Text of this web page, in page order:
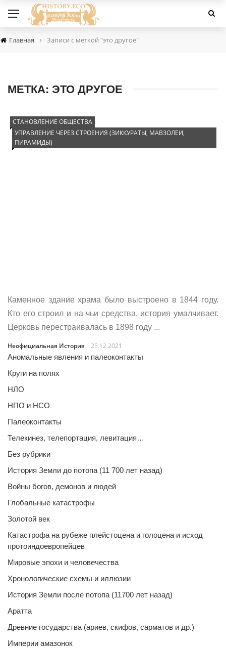
Главная › Записи с меткой "это другое"
МЕТКА: ЭТО ДРУГОЕ
СТАНОВЛЕНИЕ ОБЩЕСТВА
УПРАВЛЕНИЕ ЧЕРЕЗ СТРОЕНИЯ (ЗИККУРАТЫ, МАВЗОЛЕИ,
ПИРАМИДЫ)
Каменное здание храма было выстроено в 1844 году.
Кто его строил и на чьи средства, история умалчивает.
Церковь перестраивалась в 1898 году ...
Неофициальная История
25.12.2021
Аномальные явления и палеоконтакты
Круги на полях
НЛО
НПО и НСО
Палеоконтакты
Телекинез, телепортация, левитация…
Без рубрики
История Земли до потопа (11 700 лет назад)
Войны богов, демонов и людей
Глобальные катастрофы
Золотой век
Катастрофа на рубеже плейстоцена и голоцена и исход
протоиндоевропейцев
Мировые эпохи и человечества
Хронологические схемы и иллюзии
История Земли после потопа (11700 лет назад)
Аратта
Древние государства (ариев, скифов, сарматов и др.)
Империи амазонок